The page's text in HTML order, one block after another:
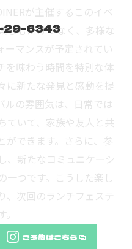
が主催するこのイベ
しむだけでなく、多様な
ーマンスが予定されてい
を味わう時間を特別な体
に新たな発見と感動を提
ルの雰囲気は、日常では
ていて、家族や友人と共
ができます。さらに、参
、新たなコミュニケーシ
一つです。こうした楽し
、次回のランチフェステ
6343
ご予約はこちら